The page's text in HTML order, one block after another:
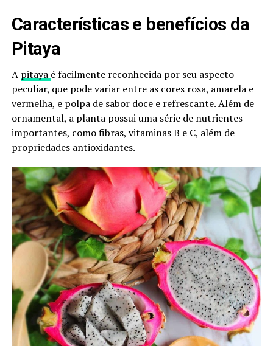
Características e benefícios da
Pitaya
A pitaya é facilmente reconhecida por seu aspecto
peculiar, que pode variar entre as cores rosa, amarela e
vermelha, e polpa de sabor doce e refrescante. Além de
ornamental, a planta possui uma série de nutrientes
importantes, como fibras, vitaminas B e C, além de
propriedades antioxidantes.